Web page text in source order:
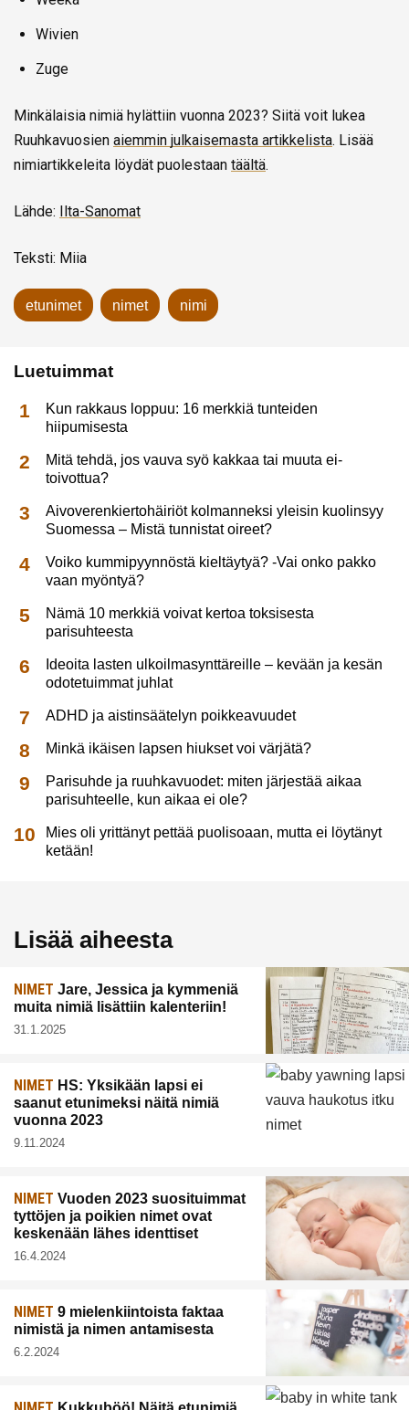
Wivien
Zuge
Minkälaisia nimiä hylättiin vuonna 2023? Siitä voit lukea
Ruuhkavuosien aiemmin julkaisemasta artikkelista. Lisää
nimiartikkeleita löydät puolestaan täältä.
Lähde: Ilta-Sanomat
Teksti: Miia
etunimet nimet nimi
Luetuimmat
Kun rakkaus loppuu: 16 merkkiä tunteiden
hiipumisesta
Mitä tehdä, jos vauva syö kakkaa tai muuta ei-
toivottua?
Aivoverenkiertohäiriöt kolmanneksi yleisin kuolinsyy
Suomessa – Mistä tunnistat oireet?
Voiko kummipyynnöstä kieltäytyä? -Vai onko pakko
vaan myöntyä?
Nämä 10 merkkiä voivat kertoa toksisesta
parisuhteesta
Ideoita lasten ulkoilmasynttäreille – kevään ja kesän
odotetuimmat juhlat
ADHD ja aistinsäätelyn poikkeavuudet
Minkä ikäisen lapsen hiukset voi värjätä?
Parisuhde ja ruuhkavuodet: miten järjestää aikaa
parisuhteelle, kun aikaa ei ole?
Mies oli yrittänyt pettää puolisoaan, mutta ei löytänyt
ketään!
Lisää aiheesta
NIMET Jare, Jessica ja kymmeniä
muita nimiä lisättiin kalenteriin!
31.1.2025
NIMET HS: Yksikään lapsi ei
saanut etunimeksi näitä nimiä
vuonna 2023
9.11.2024
NIMET Vuoden 2023 suosituimmat
tyttöjen ja poikien nimet ovat
keskenään lähes identtiset
16.4.2024
NIMET 9 mielenkiintoista faktaa
nimistä ja nimen antamisesta
6.2.2024